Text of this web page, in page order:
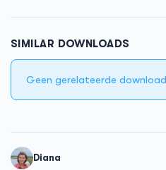
SIMILAR DOWNLOADS
Geen gerelateerde
Diana